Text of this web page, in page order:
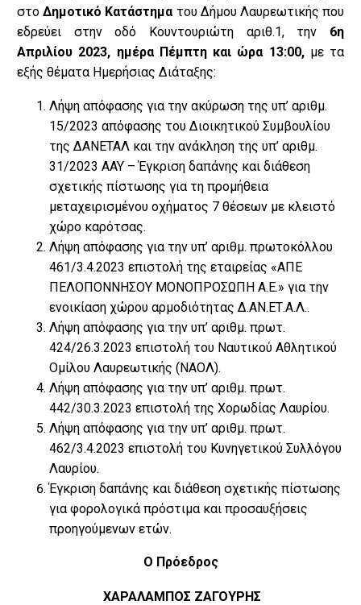
στοΔημοτικό Κατάστημα του Δήμου Λαυρεωτικής που
εδρεύει στην οδό Κουντουριώτη αριθ.1, την 6η
Απριλίου 2023, ημέρα Πέμπτη και ώρα 13:00,με τα
εξής θέματα Ημερήσιας Διάταξης:
Λήψη απόφασης για την ακύρωση της υπ’ αριθμ.
15/2023 απόφασης του Διοικητικού Συμβουλίου
της ΔΑΝΕΤΑΛ και την ανάκληση της υπ’ αριθμ.
31/2023 ΑΑΥ – Έγκριση δαπάνης και διάθεση
σχετικής πίστωσης για τη προμήθεια
μεταχειρισμένου οχήματος 7 θέσεων με κλειστό
χώρο καρότσας.
Λήψη απόφασης για την υπ’ αριθμ. πρωτοκόλλου
461/3.4.2023 επιστολή της εταιρείας «ΑΠΕ
ΠΕΛΟΠΟΝΝΗΣΟΥ ΜΟΝΟΠΡΟΣΩΠΗ Α.Ε.» για την
ενοικίαση χώρου αρμοδιότητας Δ.ΑΝ.ΕΤ.Α.Λ..
Λήψη απόφασης για την υπ’ αριθμ. πρωτ.
424/26.3.2023 επιστολή του Ναυτικού Αθλητικού
Ομίλου Λαυρεωτικής (ΝΑΟΛ).
Λήψη απόφασης για την υπ’ αριθμ. πρωτ.
442/30.3.2023 επιστολή της Χορωδίας Λαυρίου.
Λήψη απόφασης για την υπ’ αριθμ. πρωτ.
462/3.4.2023 επιστολή του Κυνηγετικού Συλλόγου
Λαυρίου.
Έγκριση δαπάνης και διάθεση σχετικής πίστωσης
για φορολογικά πρόστιμα και προσαυξήσεις
προηγούμενων ετών.
Ο Πρόεδρος
ΧΑΡΑΛΑΜΠΟΣ ΖΑΓΟΥΡΗΣ